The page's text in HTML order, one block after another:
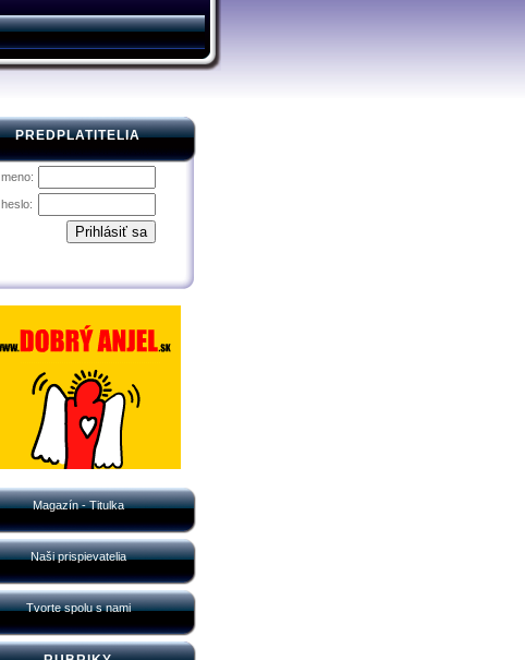
PREDPLATITELIA
meno:
heslo:
Magazín - Titulka
Naši prispievatelia
Tvorte spolu s nami